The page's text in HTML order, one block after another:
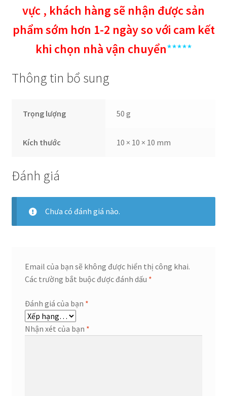
vực , khách hàng sẽ nhận được sản
phẩm sớm hơn 1-2 ngày so với cam kết
khi chọn nhà vận chuyển*****
Thông tin bổ sung
Trọng lượng 50 g
Kích thước 10 × 10 × 10 mm
Đánh giá
Chưa có đánh giá nào.
Email của bạn sẽ không được hiển thị công khai.
Các trường bắt buộc được đánh dấu *
Đánh giá của bạn *
Nhận xét của bạn *